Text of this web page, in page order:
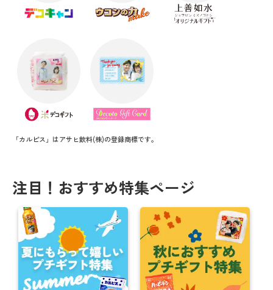
「カルピス」はアサヒ飲料(株)の登録商標です。
注目！おすすめ特集ページ